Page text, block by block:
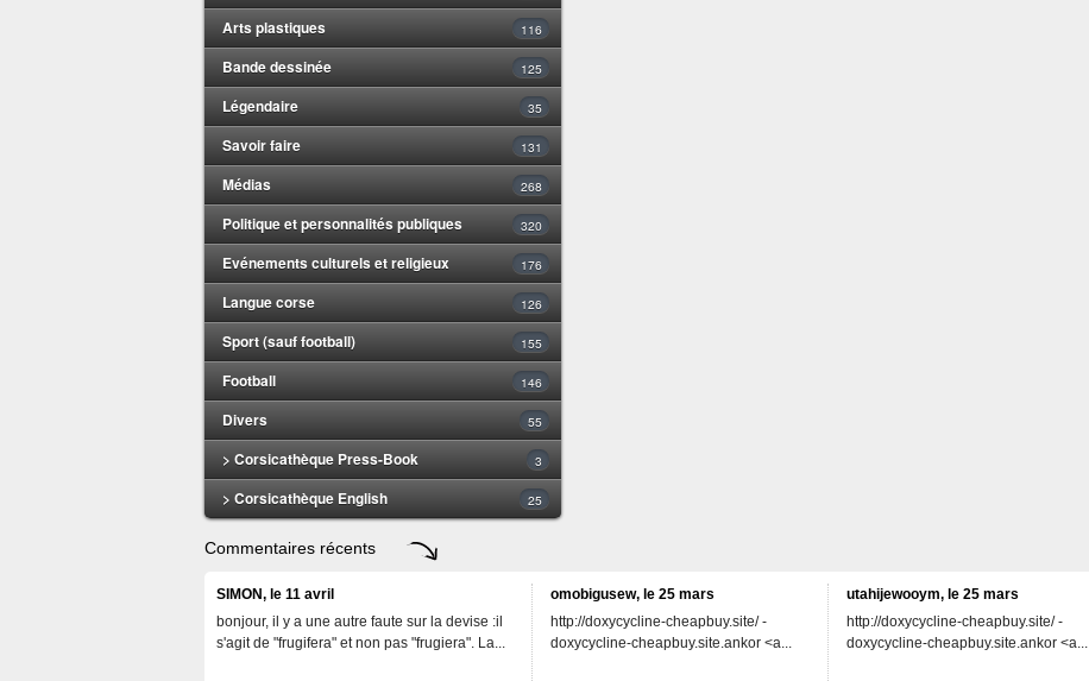
Arts plastiques 116
Bande dessinée 125
Légendaire 35
Savoir faire 131
Médias 268
Politique et personnalités publiques 320
Evénements culturels et religieux 176
Langue corse 126
Sport (sauf football) 155
Football 146
Divers 55
> Corsicathèque Press-Book 3
> Corsicathèque English 25
Commentaires récents
SIMON, le 11 avril
bonjour, il y a une autre faute sur la devise :il
s'agit de "frugifera" et non pas "frugiera". La...
omobigusew, le 25 mars
http://doxycycline-cheapbuy.site/ -
doxycycline-cheapbuy.site.ankor <a...
utahijewooym, le 25 mars
http://doxycycline-cheapbuy.site/ -
doxycycline-cheapbuy.site.ankor <a...